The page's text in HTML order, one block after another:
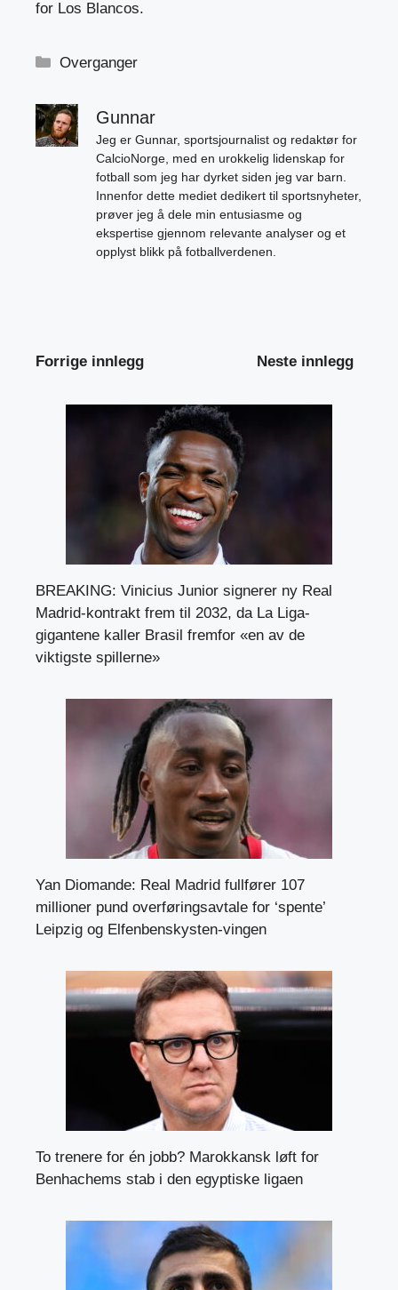
for Los Blancos.
Kategorier
Overganger
Gunnar
Jeg er Gunnar, sportsjournalist og redaktør for
CalcioNorge, med en urokkelig lidenskap for
fotball som jeg har dyrket siden jeg var barn.
Innenfor dette mediet dedikert til sportsnyheter,
prøver jeg å dele min entusiasme og
ekspertise gjennom relevante analyser og et
opplyst blikk på fotballverdenen.
Forrige innlegg Neste innlegg
BREAKING: Vinicius Junior signerer ny Real
Madrid-kontrakt frem til 2032, da La Liga-
gigantene kaller Brasil fremfor «en av de
viktigste spillerne»
Yan Diomande: Real Madrid fullfører 107
millioner pund overføringsavtale for ‘spente’
Leipzig og Elfenbenskysten-vingen
To trenere for én jobb? Marokkansk løft for
Benhachems stab i den egyptiske ligaen